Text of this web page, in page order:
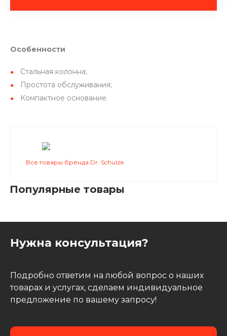
Особенности
Стальная колонна;
Простота обслуживания;
Компактное основание.
Все товары бренда Dr. Schulze
Популярные товары
Нужна консультация?
Подробно ответим на любой вопрос о наших
товарах и услугах, сделаем индивидуальное
предложение по вашему запросу!